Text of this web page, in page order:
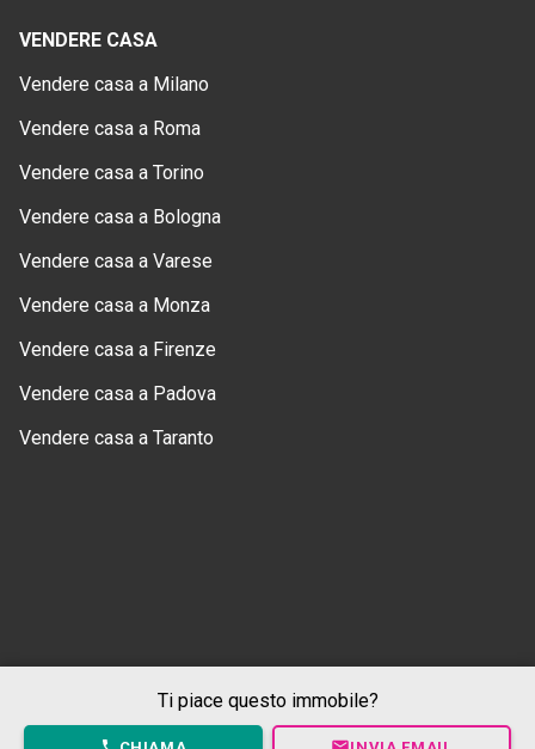
Ti piace questo immobile?
VENDERE CASA
Vendere casa a Milano
Vendere casa a Roma
Vendere casa a Torino
Vendere casa a Bologna
Vendere casa a Varese
Vendere casa a Monza
Vendere casa a Firenze
Vendere casa a Padova
Vendere casa a Taranto